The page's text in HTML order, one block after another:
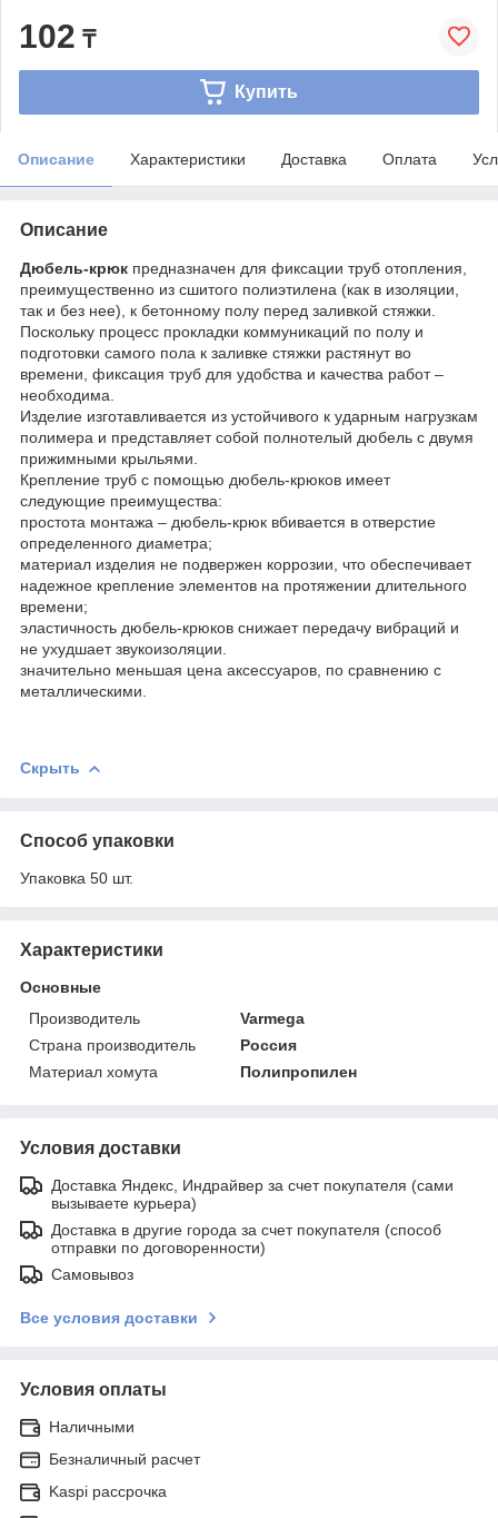
102 ₸
Купить
Описание Характеристики Доставка Оплата
Описание
Дюбель-крюк предназначен для фиксации труб отопления,
преимущественно из сшитого полиэтилена (как в изоляции,
так и без нее), к бетонному полу перед заливкой стяжки.
Поскольку процесс прокладки коммуникаций по полу и
подготовки самого пола к заливке стяжки растянут во
времени, фиксация труб для удобства и качества работ –
необходима.
Изделие изготавливается из устойчивого к ударным нагрузкам
полимера и представляет собой полнотелый дюбель с двумя
прижимными крыльями.
Крепление труб с помощью дюбель-крюков имеет
следующие преимущества:
простота монтажа – дюбель-крюк вбивается в отверстие
определенного диаметра;
материал изделия не подвержен коррозии, что обеспечивает
надежное крепление элементов на протяжении длительного
времени;
эластичность дюбель-крюков снижает передачу вибраций и
не ухудшает звукоизоляции.
значительно меньшая цена аксессуаров, по сравнению с
металлическими.
Скрыть
Способ упаковки
Упаковка 50 шт.
Характеристики
Основные
Производитель
Varmega
Страна производитель
Россия
Материал хомута
Полипропилен
Условия доставки
Доставка Яндекс, Индрайвер за счет покупателя (сами
вызываете курьера)
Доставка в другие города за счет покупателя (способ
отправки по договоренности)
Самовывоз
Все условия доставки
Условия оплаты
Наличными
Безналичный расчет
Kaspi рассрочка